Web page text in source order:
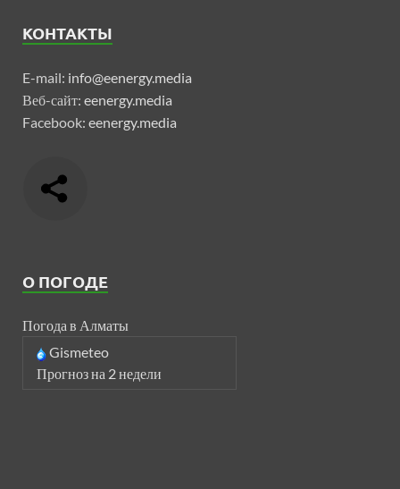
КОНТАКТЫ
E-mail: info@eenergy.media
Веб-сайт: eenergy.media
Facebook: eenergy.media
О ПОГОДЕ
Погода в Алматы
Gismeteo
Прогноз на 2 недели